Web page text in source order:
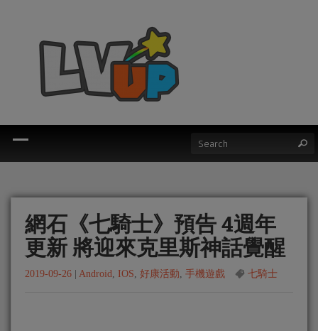
網石《七騎士》預告 4週年
更新 將迎來克里斯神話覺醒
2019-09-26 Android, IOS, 好康活動, 手機遊戲 七騎士